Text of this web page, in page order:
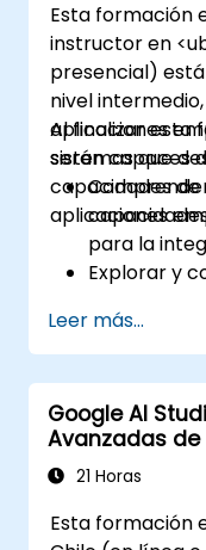
Esta formación
instructor en
presencial)
nivel
aplicaciones
sistemas que
capacidades de
aplicaciones
Al finalizar esta
serán capaces
para la
Explorar y
APIs.
uso
Configurar
las
IA y
Leer más...
Google AI
Avanzadas de
21 Horas
Esta formación